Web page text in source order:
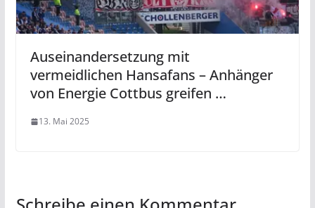
Auseinandersetzung mit
vermeidlichen Hansafans – Anhänger
von Energie Cottbus greifen …
13. Mai 2025